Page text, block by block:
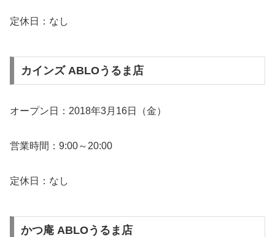
定休日：なし
カインズ ABLOうるま店
オープン日：2018年3月16日（金）
営業時間：9:00～20:00
定休日：なし
かつ庵 ABLOうるま店